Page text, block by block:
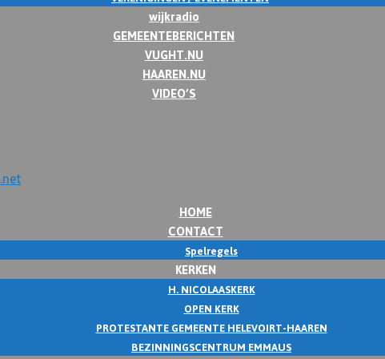
wijkradio
GEMEENTEBERICHTEN
VUGHT.NU
HAAREN.NU
VIDEO’S
HOME
CONTACT
Spelregels
KERKEN
H. NICOLAASKERK
OPEN KERK
PROTESTANTE GEMEENTE HELEVOIRT-HAAREN
BEZINNINGSCENTRUM EMMAUS